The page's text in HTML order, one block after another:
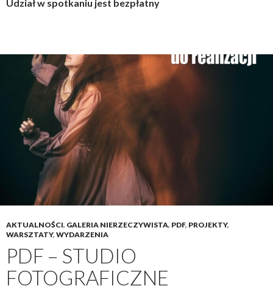
Udział w spotkaniu jest bezpłatny
AKTUALNOŚCI, GALERIA NIERZECZYWISTA, PDF, PROJEKTY,
WARSZTATY, WYDARZENIA
PDF – STUDIO
FOTOGRAFICZNE